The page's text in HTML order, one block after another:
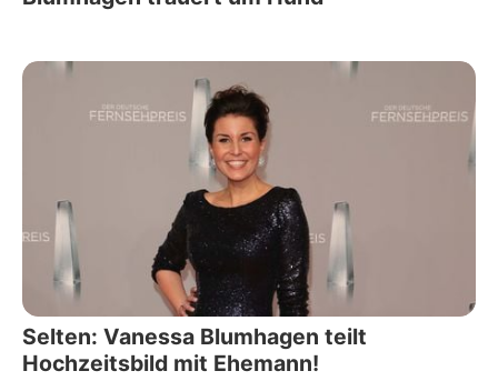
Selten: Vanessa Blumhagen teilt
Hochzeitsbild mit Ehemann!